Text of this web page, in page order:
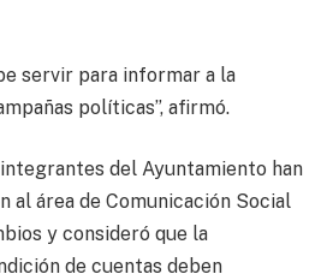
servir para informar a la
políticas”, afirmó.
del Ayuntamiento han
al área de Comunicación Social
y consideró que la
de cuentas deben